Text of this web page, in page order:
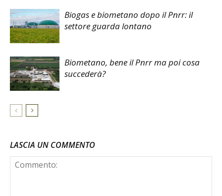
Biogas e biometano dopo il Pnrr: il
settore guarda lontano
Biometano, bene il Pnrr ma poi cosa
succederà?
LASCIA UN COMMENTO